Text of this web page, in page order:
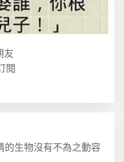
友
閱
的生物沒有不為之動容